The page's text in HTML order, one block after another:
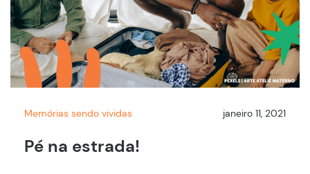
Memórias sendo vividas janeiro 11, 2021
Pé na estrada!